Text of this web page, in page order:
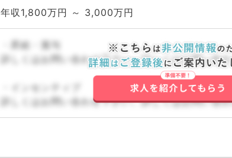
年収1,800万円 ～ 3,000万円
・昇給・賞与
詳しくはお問い合わせ下さい。詳しくはお問い合わ
・インセンティブ
詳しくはお問い合わせ下さい。詳しくはお問い合わ